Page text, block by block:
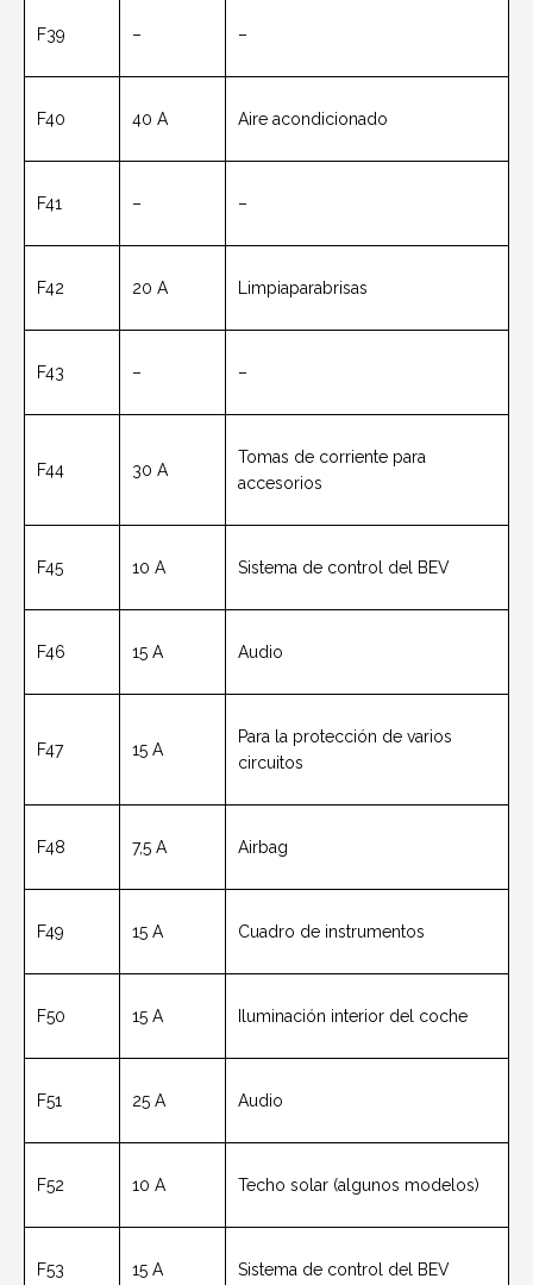
F39 – –
F40 40 A Aire acondicionado
F41 – –
F42 20 A Limpiaparabrisas
F43 – –
F44 30 A
Tomas de corriente para
accesorios
F45 10 A Sistema de control del BEV
F46 15 A Audio
F47 15 A
Para la protección de varios
circuitos
F48 7,5 A Airbag
F49 15 A Cuadro de instrumentos
F50 15 A Iluminación interior del coche
F51 25 A Audio
F52 10 A Techo solar (algunos modelos)
F53 15 A Sistema de control del BEV